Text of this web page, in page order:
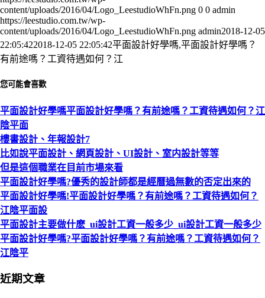
content/uploads/2016/04/Logo_LeestudioWhFn.png 0 0 admin
https://leestudio.com.tw/wp-
content/uploads/2016/04/Logo_LeestudioWhFn.png admin2018-12-05
22:05:422018-12-05 22:05:42平面設計好學嗎,平面設計好學嗎？
有前途嗎？工資待遇如何？江
您可能會喜歡
平面設計好學嗎平面設計好學嗎？有前途嗎？工資待遇如何？江
陰平面
樓書設計、年報設計7
比如說平面設計、網頁設計、UI設計、室内設計等等
但是這個職業在目前市場來看
平面設計好學嗎?優秀的設計師都是經曆過無數的否定出來的
平面設計好學嗎!平面設計好學嗎？有前途嗎？工資待遇如何？
江陰平面設
平面設計主要做什麽_ui設計工資一般多少_ui設計工資一般多少
平面設計好學嗎?平面設計好學嗎？有前途嗎？工資待遇如何？
江陰平
近期文章